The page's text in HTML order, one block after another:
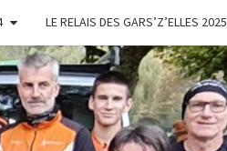
LE RELAIS DES GARS’Z’ELLES 2025